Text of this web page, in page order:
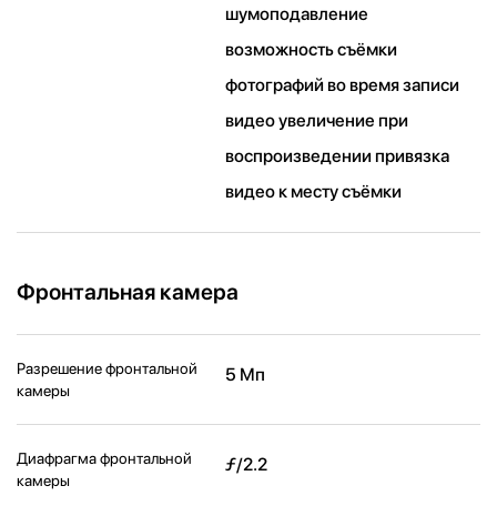
шумоподавление
возможность съёмки
фотографий во время записи
видео увеличение при
воспроизведении привязка
видео к месту съёмки
Фронтальная камера
Разрешение фронтальной
камеры
5 Мп
Диафрагма фронтальной
камеры
ƒ/2.2